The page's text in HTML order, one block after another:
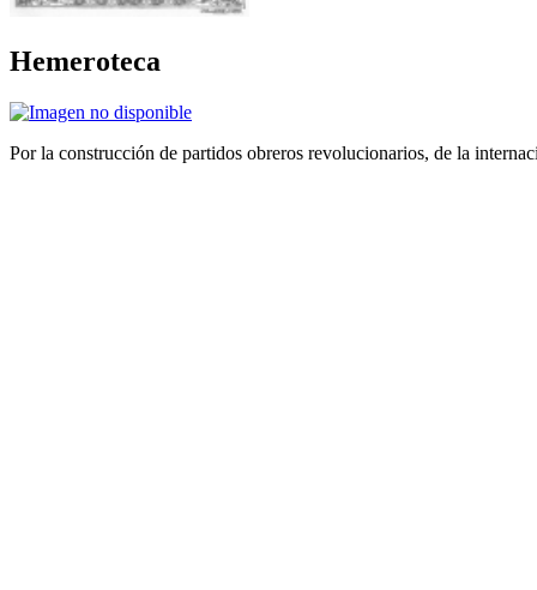
Hemeroteca
Por la construcción de partidos obreros revolucionarios, de la